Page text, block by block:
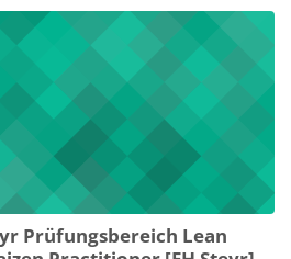
Prüfungsbereich Lean